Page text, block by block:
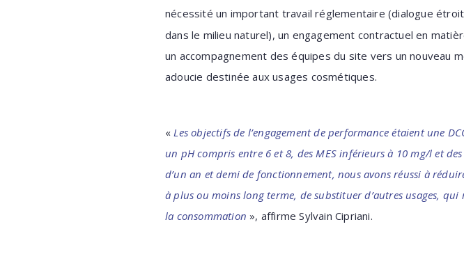
nécessité un important travail réglementaire (dialogue étroit
dans le milieu naturel), un engagement contractuel en
un accompagnement des équipes du site vers un nouveau
adoucie destinée aux usages cosmétiques.
«Les objectifs de l’engagement de performance étaient une
un pH compris entre 6 et 8, des MES inférieurs à 10 mg/l et
d’un an et demi de fonctionnement, nous avons réussi à
à plus ou moins long terme, de substituer d’autres usages,
la consommation », affirme Sylvain Cipriani.